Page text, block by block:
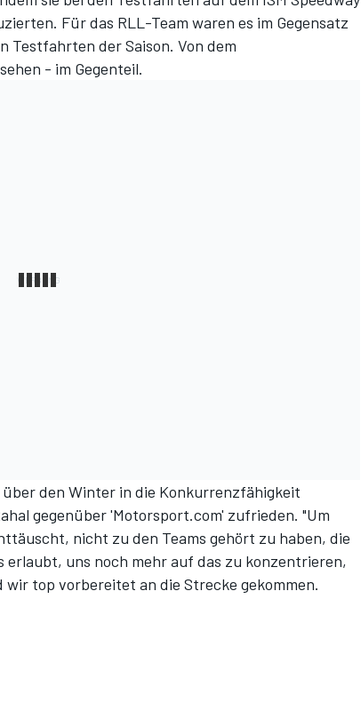
Für das RLL-Team waren es im Gegensatz
Testfahrten der Saison. Von dem
- im Gegenteil.
den Winter in die Konkurrenzfähigkeit
gegenüber 'Motorsport.com' zufrieden. "Um
nicht zu den Teams gehört zu haben, die
uns noch mehr auf das zu konzentrieren,
top vorbereitet an die Strecke gekommen.